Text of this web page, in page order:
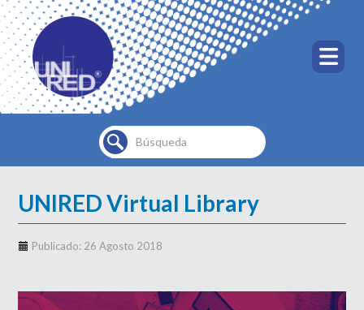
Buscar...
UNIRED Virtual Library
Publicado: 26 Agosto 2018